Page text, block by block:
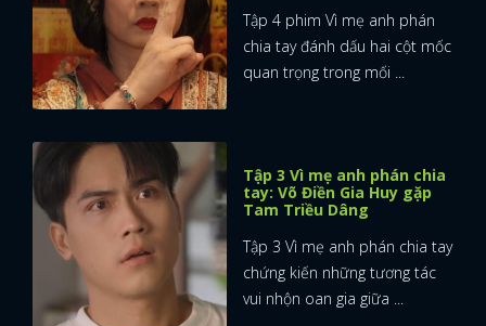
Tập 4 phim Vì mẹ anh phán
chia tay đánh dấu hai cột mốc
quan trọng trong mối ...
Tập 3 Vì mẹ anh phán chia
tay: Võ Điền Gia Huy gặp
Tam Triều Dâng
Tập 3 Vì mẹ anh phán chia tay
chứng kiến những tương tác
vui nhộn oan gia giữa ...